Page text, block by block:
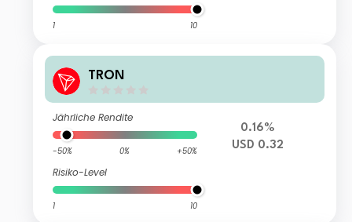
1 10
TRON
Jährliche Rendite
-50% 0% +50%
Risiko-Level
1 10
0.16%
USD 0.32